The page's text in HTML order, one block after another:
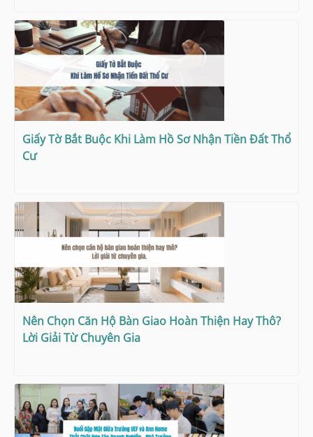
Giấy Tờ Bắt Buộc Khi Làm Hồ Sơ Nhận Tiền Đất Thổ
Cư
Nên Chọn Căn Hộ Bàn Giao Hoàn Thiện Hay Thô?
Lời Giải Từ Chuyên Gia